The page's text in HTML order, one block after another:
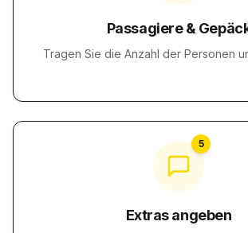
Passagiere &
Tragen Sie die Anzahl der Personen
5
Extras angeben